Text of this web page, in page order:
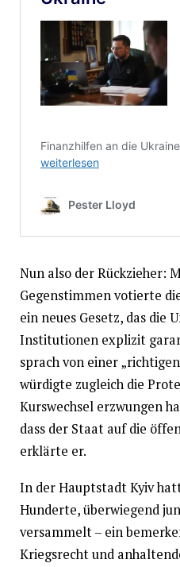
Nun also der Rückzieher:
Gegenstimmen votierte
ein neues Gesetz, das die
Institutionen explizit
sprach von einer
würdigte zugleich die
Kurswechsel erzwungen
dass der Staat auf die
erklärte er.
In der Hauptstadt Kyiv
Hunderte, überwiegend
versammelt – ein
Kriegsrecht und